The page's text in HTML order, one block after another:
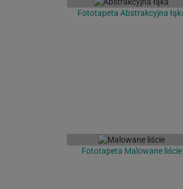
Fototapeta Abstrakcyjna
Fototapeta Malowane liście